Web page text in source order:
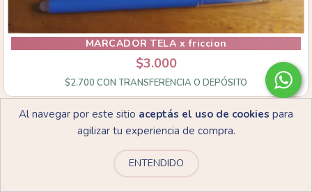
Al navegar por este sitio aceptás el uso de cookies para
agilizar tu experiencia de compra.
ENTENDIDO
MARCADOR TELA x friccion
$3.000
$2.700 CON TRANSFERENCIA O DEPÓSITO
Hasta 5% OFF
comprando en cantidad